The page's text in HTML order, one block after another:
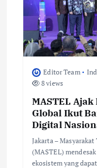
o
n
Editor Team
8 views
MASTEL
Global Ikut
Digital
Jakarta –
(MASTEL)
ekosistem yang